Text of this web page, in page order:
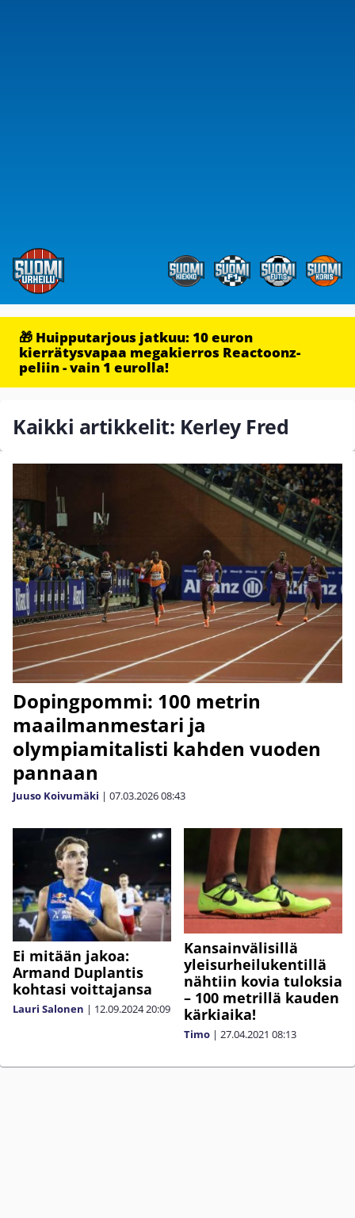
🎁 Huipputarjous jatkuu: 10 euron
kierrätysvapaa megakierros Reactoonz-
peliin - vain 1 eurolla!
Kaikki artikkelit: Kerley Fred
Dopingpommi: 100 metrin
maailmanmestari ja
olympiamitalisti kahden vuoden
pannaan
Juuso Koivumäki | 07.03.202608:43
Ei mitään jakoa:
Armand Duplantis
kohtasi voittajansa
Lauri Salonen | 12.09.202420:09
Kansainvälisillä
yleisurheilukentillä
nähtiin kovia tuloksia
– 100 metrillä kauden
kärkiaika!
Timo | 27.04.2021 08:13